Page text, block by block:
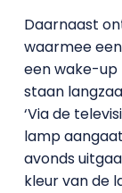
Daarnaast
waarmee
een wake-up
staan
‘Via de
lamp
avonds
kleur van de